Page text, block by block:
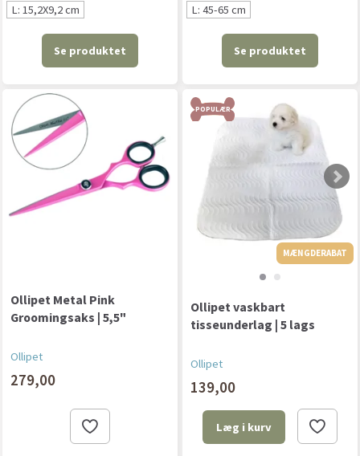
L: 15,2X9,2 cm
Se produktet
L: 45-65 cm
Se produktet
Ollipet Metal Pink
Groomingsaks | 5,5"
Ollipet
279,00
POPULÆR
MÆNGDERABAT
Ollipet vaskbart
tisseunderlag | 5 lags
Ollipet
139,00
Læg i kurv